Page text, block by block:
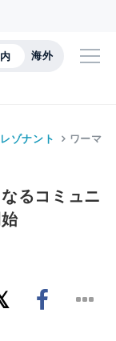
海外
ゾナント ワーマ
るコミュニ